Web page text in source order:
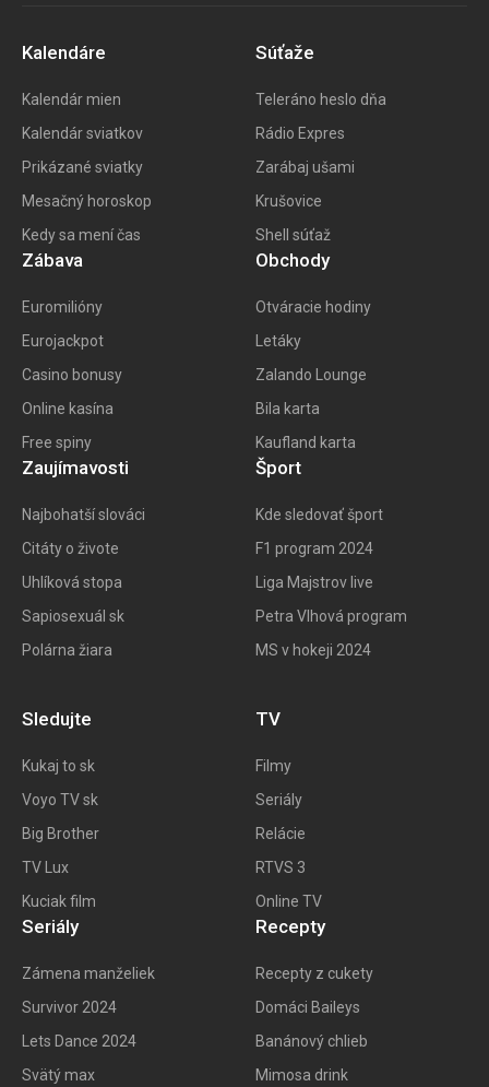
Kalendáre
Kalendár mien
Kalendár sviatkov
Prikázané sviatky
Mesačný horoskop
Kedy sa mení čas
Súťaže
Teleráno heslo dňa
Rádio Expres
Zarábaj ušami
Krušovice
Shell súťaž
Zábava
Euromilióny
Eurojackpot
Casino bonusy
Online kasína
Free spiny
Obchody
Otváracie hodiny
Letáky
Zalando Lounge
Bila karta
Kaufland karta
Zaujímavosti
Najbohatší slováci
Citáty o živote
Uhlíková stopa
Sapiosexuál sk
Polárna žiara
Šport
Kde sledovať šport
F1 program 2024
Liga Majstrov live
Petra Vlhová program
MS v hokeji 2024
Sledujte
Kukaj to sk
Voyo TV sk
Big Brother
TV Lux
Kuciak film
TV
Filmy
Seriály
Relácie
RTVS 3
Online TV
Seriály
Zámena manželiek
Survivor 2024
Lets Dance 2024
Svätý max
Recepty
Recepty z cukety
Domáci Baileys
Banánový chlieb
Mimosa drink